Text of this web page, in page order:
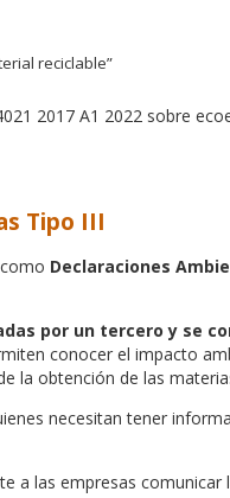
reciclable”
Tipo III
Declaraciones
por un tercero y se
conocer el impacto
la obtención de las
necesitan tener
a las empresas